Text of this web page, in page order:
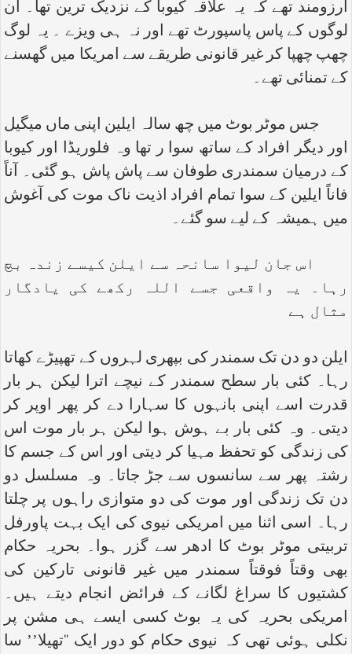
آرزومند تھے کہ یہ علاقہ کیوبا کے نزدیک ترین تھا۔ ان
لوگوں کے پاس پاسپورٹ تھے اور نہ ہی ویزے ۔ یہ لوگ
چھپ چھپا کر غیر قانونی طریقے سے امریکا میں گھسنے
کے تمنائی تھے۔
جس موٹر بوٹ میں چھ سالہ ایلین اپنی ماں میگیل
اور دیگر افراد کے ساتھ سوا ر تھا وہ فلوریڈا اور کیوبا
کے درمیان سمندری طوفان سے پاش پاش ہو گئی۔ آناً
فاناً ایلین کے سوا تمام افراد اذیت ناک موت کی آغوش
میں ہمیشہ کے لیے سو گئے۔
اس جان لیوا سانحہ سے ایلن کیسے زندہ بچ
رہا۔ یہ واقعی جسے اللہ رکھے کی یادگار
مثال ہے
ایلن دو دن تک سمندر کی بپھری لہروں کے تھپیڑے کھاتا
رہا۔ کئی بار سطح سمندر کے نیچے اترا لیکن ہر بار
قدرت اسے اپنی بانہوں کا سہارا دے کر پھر اوپر کر
دیتی۔ وہ کئی بار بے ہوش ہوا لیکن ہر بار موت اس
کی زندگی کو تحفظ مہیا کر دیتی اور اس کے جسم کا
رشتہ پھر سے سانسوں سے جڑ جاتا۔ وہ مسلسل دو
دن تک زندگی اور موت کی دو متوازی راہوں پر چلتا
رہا۔ اسی اثنا میں امریکی نیوی کی ایک بہت پاورفل
تربیتی موٹر بوٹ کا ادھر سے گزر ہوا۔ بحریہ حکام
بھی وقتاً فوقتاً سمندر میں غیر قانونی تارکین کی
کشتیوں کا سراغ لگانے کے فرائض انجام دیتے ہیں۔
امریکی بحریہ کی یہ بوٹ کسی ایسے ہی مشن پر
نکلی ہوئی تھی کہ نیوی حکام کو دور ایک ‘‘تھیلا’’ سا